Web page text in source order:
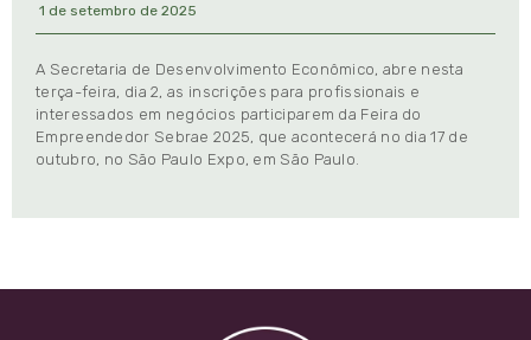
1 de setembro de 2025
A Secretaria de Desenvolvimento Econômico, abre nesta
terça-feira, dia 2, as inscrições para profissionais e
interessados em negócios participarem da Feira do
Empreendedor Sebrae 2025, que acontecerá no dia 17 de
outubro, no São Paulo Expo, em São Paulo.